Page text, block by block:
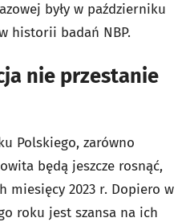
były w październiku
historii badań NBP.
nie przestanie
Polskiego, zarówno
będą jeszcze rosnąć,
miesięcy 2023 r. Dopiero w
roku jest szansa na ich